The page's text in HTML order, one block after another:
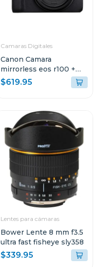
Camaras Digitales
Canon Camara
mirrorless eos r100 +
lente rf-s 18-45 f/4.5-6.3
is stm kit
$619.95
Lentes para cámaras
Bower Lente 8 mm f3.5
ultra fast fisheye sly358
$339.95